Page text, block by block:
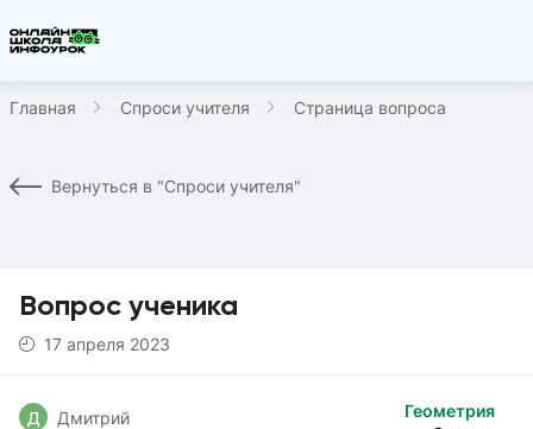
Главная Спроси учителя Страница вопроса
Вернуться в "Спроси учителя"
Вопрос ученика
17 апреля 2023
Геометрия
Д Дмитрий